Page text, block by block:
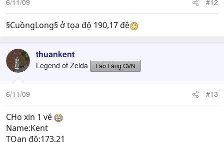
6/11/09 #12
§CuồngLong§ ở tọa độ 190,17 đê
thuankent
Legend of Zelda Lão Làng GVN
6/11/09 #13
CHo xin 1 vé
Name:Kent
TOạn độ:173,21